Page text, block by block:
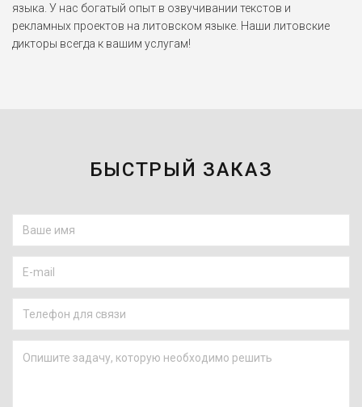
языка. У нас богатый опыт в озвучивании текстов и
рекламных проектов на литовском языке. Наши литовские
дикторы всегда к вашим услугам!
БЫСТРЫЙ ЗАКАЗ